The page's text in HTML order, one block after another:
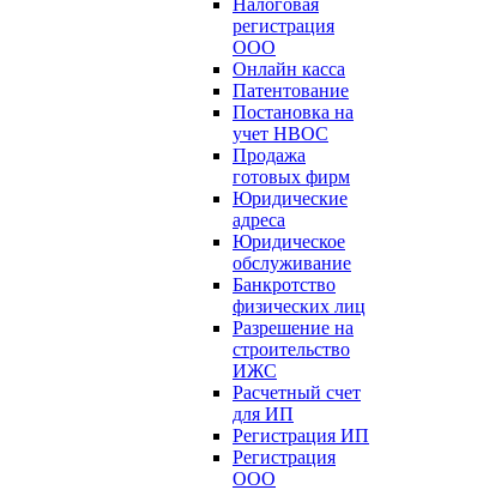
Налоговая
регистрация
ООО
Онлайн касса
Патентование
Постановка на
учет НВОС
Продажа
готовых фирм
Юридические
адреса
Юридическое
обслуживание
Банкротство
физических лиц
Разрешение на
строительство
ИЖС
Расчетный счет
для ИП
Регистрация ИП
Регистрация
ООО